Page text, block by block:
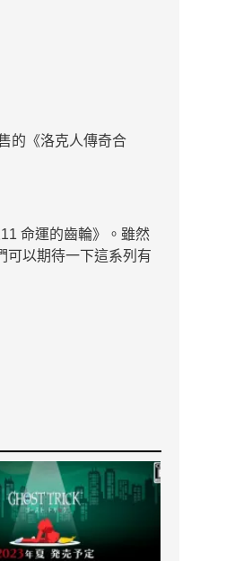
的《洛克人傳奇合
命運的齒輪》。雖然
可以期待一下這系列有